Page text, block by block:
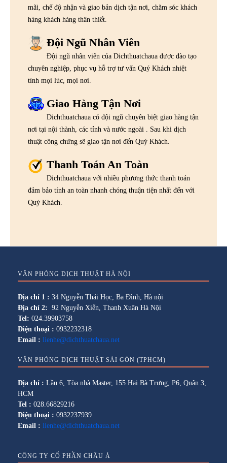
mãi, chế độ nhận và giao bản dịch tận nơi, chăm sóc khách
hàng khách hàng thân thiết.
Đội Ngũ Nhân Viên
Đội ngũ nhân viên của Dichthuatchaua được đào tạo
chuyên nghiệp, phục vụ hỗ trợ tư vấn Quý Khách nhiệt
tình mọi lúc, mọi nơi.
Giao Hàng Tận Nơi
Dichthuatchaua có đội ngũ chuyên biệt giao hàng tận
nơi tại nội thành, các tỉnh và nước ngoài . Sau khi dịch
thuật công chứng sẽ giao tận nơi đến Quý Khách.
Thanh Toán An Toàn
Dichthuatchaua với nhiều phương thức thanh toán
đảm bảo tính an toàn nhanh chóng thuận tiện nhất đến với
Quý Khách.
VĂN PHÒNG DỊCH THUẬT HÀ NỘI
Địa chỉ 1 : 34 Nguyễn Thái Học, Ba Đình, Hà nội
Địa chỉ 2: 92 Nguyễn Xiển, Thanh Xuân Hà Nội
Tel: 024.39903758
Điện thoại : 0932232318
Email : lienhe@dichthuatchaua.net
VĂN PHÒNG DỊCH THUẬT SÀI GÒN (TPHCM)
Địa chỉ : Lầu 6, Tòa nhà Master, 155 Hai Bà Trưng, P6, Quận 3,
HCM
Tel : 028.66829216
Điện thoại : 0932237939
Email : lienhe@dichthuatchaua.net
CÔNG TY CỔ PHẦN CHÂU Á